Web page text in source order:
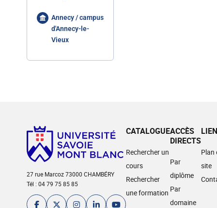
Annecy / campus
d'Annecy-le-
Vieux
27 rue Marcoz 73000 CHAMBÉRY
Tél : 04 79 75 85 85
CATALOGUE
Rechercher un
cours
Rechercher
une formation
ACCÈS
DIRECTS
Par
diplôme
Par
domaine
Plan
site